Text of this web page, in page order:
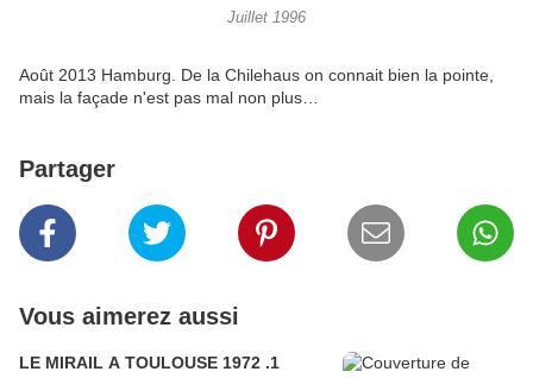
Juillet 1996
Août 2013 Hamburg. De la Chilehaus on connait bien la pointe,
mais la façade n'est pas mal non plus…
Partager
Vous aimerez aussi
LE MIRAIL A TOULOUSE 1972 .1